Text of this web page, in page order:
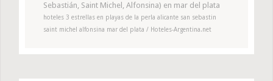
Sebastián, Saint Michel, Alfonsina) en mar del plata
hoteles 3 estrellas en playas de la perla alicante san sebastin
saint michel alfonsina mar del plata / Hoteles-Argentina.net